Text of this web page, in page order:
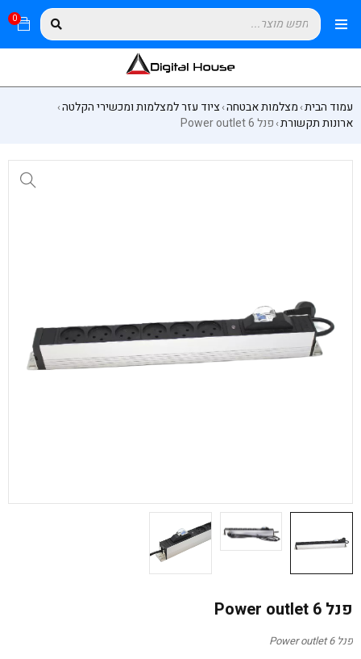
0
עמוד הבית›מצלמות אבטחה›ציוד עזר למצלמות ומכשירי הקלטה›
ארונות תקשורת›פנל 6 Power outlet
פנל 6 Power outlet
פנל 6 Power outlet